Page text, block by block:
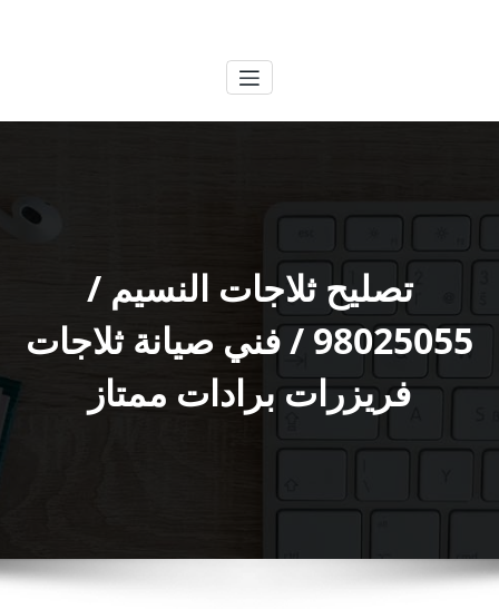
تصليح ثلاجات النسيم /
98025055 / فني صيانة ثلاجات
فريزرات برادات ممتاز